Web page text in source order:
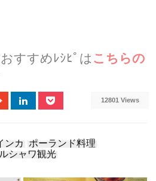
すすめﾚｼﾋﾟは こちらの
12801 Views
ンカ
ポーランド料理
シャワ観光